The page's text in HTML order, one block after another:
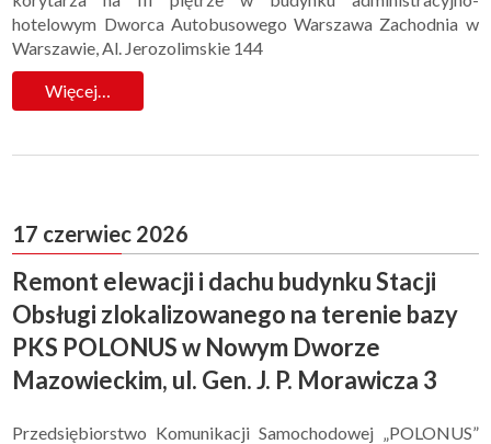
hotelowym Dworca Autobusowego Warszawa Zachodnia w
Warszawie, Al. Jerozolimskie 144
Więcej…
17 czerwiec 2026
Remont elewacji i dachu budynku Stacji
Obsługi zlokalizowanego na terenie bazy
PKS POLONUS w Nowym Dworze
Mazowieckim, ul. Gen. J. P. Morawicza 3
Przedsiębiorstwo Komunikacji Samochodowej „POLONUS”